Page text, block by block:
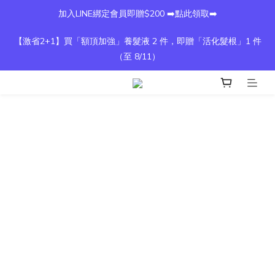
加入LINE綁定會員即贈$200 ➡️點此領取➡️
【激省2+1】買「額頂加強」養髮液 2 件，即贈「活化髮根」1 件
（至 8/11）